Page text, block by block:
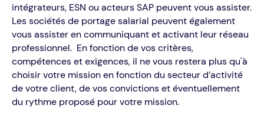
intégrateurs, ESN ou acteurs SAP peuvent vous assister.
Les sociétés de portage salarial peuvent également
vous assister en communiquant et activant leur réseau
professionnel. En fonction de vos critères,
compétences et exigences, il ne vous restera plus qu'à
choisir votre mission en fonction du secteur d’activité
de votre client, de vos convictions et éventuellement
du rythme proposé pour votre mission.